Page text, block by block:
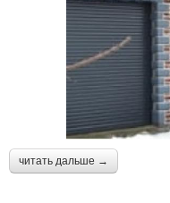
читать дальше →